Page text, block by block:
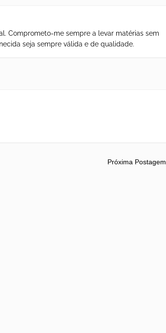
Comprometo-me sempre a levar matérias sem
seja sempre válida e de qualidade.
Próxima Postagem